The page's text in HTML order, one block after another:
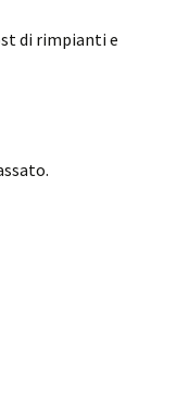
di rimpianti e